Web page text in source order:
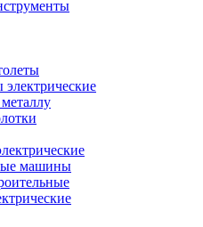
электрические
машины